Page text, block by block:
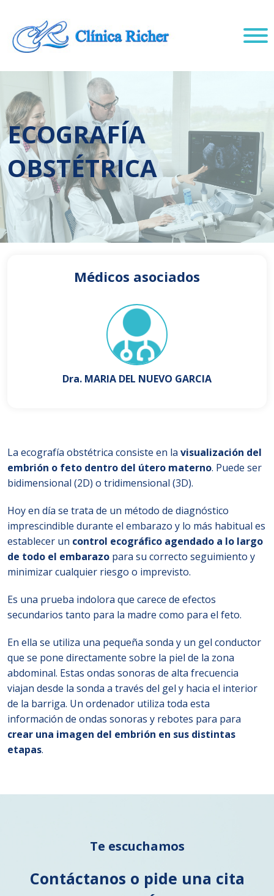
ECOGRAFÍA
OBSTÉTRICA
La ecografía obstétrica consiste en la visualización del
embrión o feto dentro del útero materno. Puede ser
bidimensional (2D) o tridimensional (3D).
Hoy en día se trata de un método de diagnóstico
imprescindible durante el embarazo y lo más habitual es
establecer un control ecográfico agendado a lo largo
de todo el embarazo para su correcto seguimiento y
minimizar cualquier riesgo o imprevisto.
Es una prueba indolora que carece de efectos
secundarios tanto para la madre como para el feto.
En ella se utiliza una pequeña sonda y un gel conductor
que se pone directamente sobre la piel de la zona
abdominal. Estas ondas sonoras de alta frecuencia
viajan desde la sonda a través del gel y hacia el interior
de la barriga. Un ordenador utiliza toda esta
información de ondas sonoras y rebotes para para
crear una imagen del embrión en sus distintas
etapas.
Médicos asociados
Dra. MARIA DEL NUEVO GARCIA
Te escuchamos
Contáctanos o pide una cita